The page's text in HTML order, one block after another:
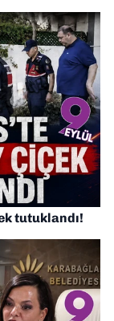
tutuklandı!